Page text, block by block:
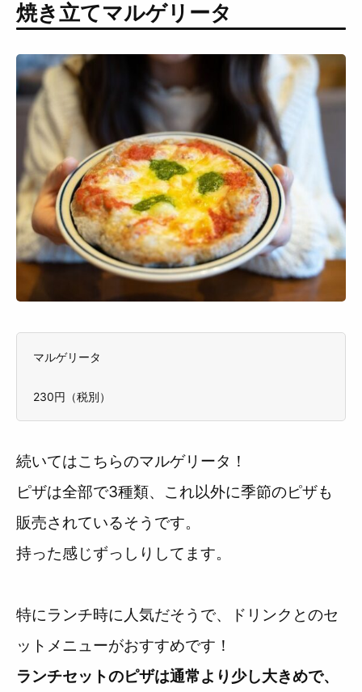
焼き立てマルゲリータ
マルゲリータ
230円（税別）
続いてはこちらのマルゲリータ！
ピザは全部で3種類、これ以外に季節のピザも
販売されているそうです。
持った感じずっしりしてます。
特にランチ時に人気だそうで、ドリンクとのセ
ットメニューがおすすめです！
ランチセットのピザは通常より少し大きめで、